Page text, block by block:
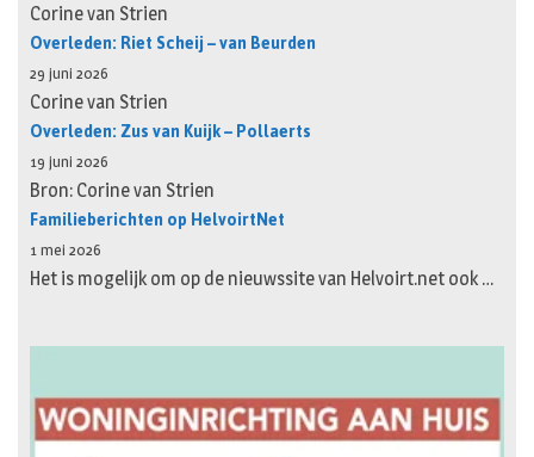
Corine van Strien
Overleden: Riet Scheij – van Beurden
29 juni 2026
Corine van Strien
Overleden: Zus van Kuijk – Pollaerts
19 juni 2026
Bron: Corine van Strien
Familieberichten op HelvoirtNet
1 mei 2026
Het is mogelijk om op de nieuwssite van Helvoirt.net ook …